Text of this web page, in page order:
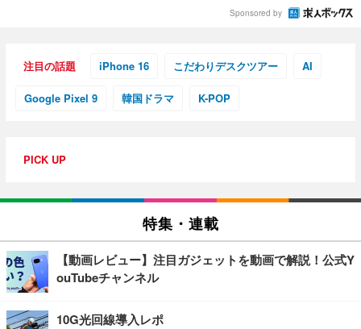
Sponsored by
注目の話題 iPhone 16 こだわりデスクツアー AI
Google Pixel 9 韓国ドラマ K-POP
PICK UP
特集・連載
【動画レビュー】注目ガジェットを動画で解説！公式Y
ouTubeチャンネル
10G光回線導入レポ